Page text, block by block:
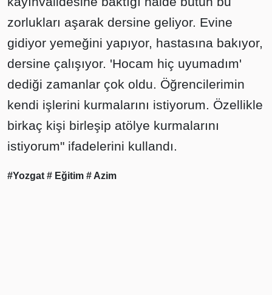
zorlukları aşarak dersine geliyor. Evine
gidiyor yemeğini yapıyor, hastasına bakıyor,
dersine çalışıyor. 'Hocam hiç uyumadım'
dediği zamanlar çok oldu. Öğrencilerimin
kendi işlerini kurmalarını istiyorum. Özellikle
birkaç kişi birleşip atölye kurmalarını
istiyorum" ifadelerini kullandı.
#Yozgat # Eğitim # Azim